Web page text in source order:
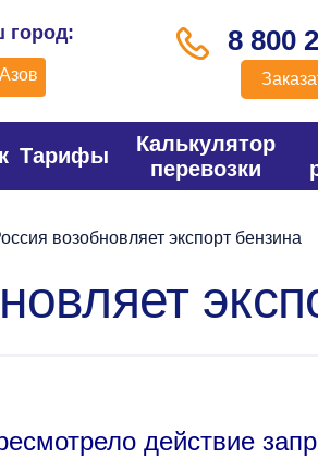
город:
Азов
8 800
Тарифы
Калькулятор
перевозки
возобновляет экспорт бензина
действие